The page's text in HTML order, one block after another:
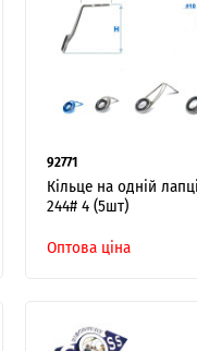
92771
Кільце на одній
244# 4 (5шт)
Оптова ціна
не